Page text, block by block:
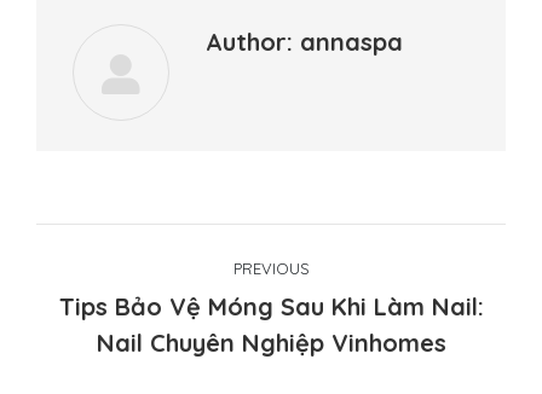
Author: annaspa
PREVIOUS
Previous
post:
Tips Bảo Vệ Móng Sau Khi Làm Nail:
Nail Chuyên Nghiệp Vinhomes